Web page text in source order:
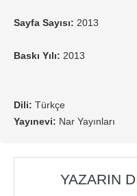
Sayfa Sayısı: 2013
Baskı Yılı: 2013
Dili: Türkçe
Yayınevi: Nar Yayınları
YAZARIN